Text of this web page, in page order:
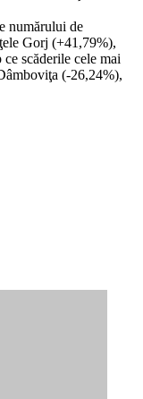
numărului de
Gorj (+41,79%),
scăderile cele mai
(-26,24%),